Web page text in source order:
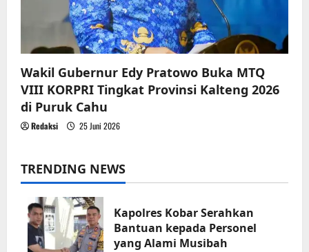
Wakil Gubernur Edy Pratowo Buka MTQ
VIII KORPRI Tingkat Provinsi Kalteng 2026
di Puruk Cahu
Redaksi 25 Juni 2026
TRENDING NEWS
Kapolres Kobar Serahkan
Bantuan kepada Personel
yang Alami Musibah